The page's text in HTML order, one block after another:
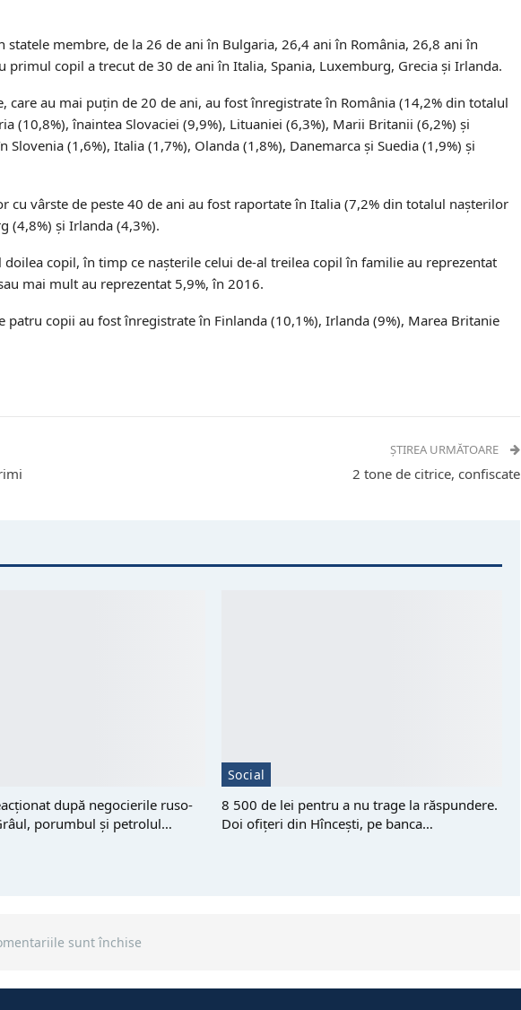
membre, de la 26 de ani în Bulgaria, 26,4 ani în România, 26,8 ani în
primul copil a trecut de 30 de ani în Italia, Spania, Luxemburg, Grecia și Irlanda.
au mai puțin de 20 de ani, au fost înregistrate în România (14,2% din totalul
înaintea Slovaciei (9,9%), Lituaniei (6,3%), Marii Britanii (6,2%) și
(1,6%), Italia (1,7%), Olanda (1,8%), Danemarca și Suedia (1,9%) și
vârste de peste 40 de ani au fost raportate în Italia (7,2% din totalul nașterilor
(4,8%) și Irlanda (4,3%).
copil, în timp ce nașterile celui de-al treilea copil în familie au reprezentat
mai mult au reprezentat 5,9%, în 2016.
copii au fost înregistrate în Finlanda (10,1%), Irlanda (9%), Marea Britanie
ȘTIREA URMĂTOARE
2 tone de citrice, confiscate
după negocierile ruso-
porumbul și petrolul…
Social
8 500 de lei pentru a nu trage la răspundere.
Doi ofițeri din Hîncești, pe banca…
sunt închise